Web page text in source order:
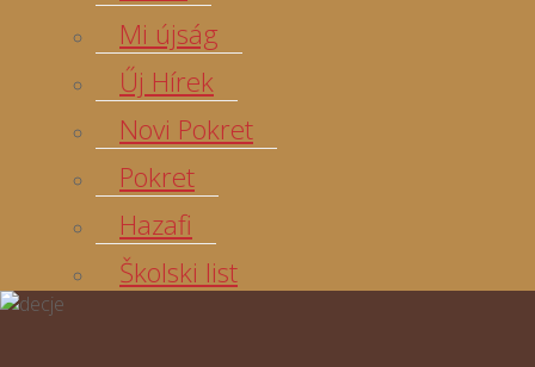
Mi újság
Űj Hírek
Novi Pokret
Pokret
Hazafi
Školski list